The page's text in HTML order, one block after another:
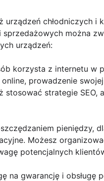
urządzeń chłodniczych i
można
urządzeń:
korzysta z internetu w
prowadzenie
stosować strategie SEO,
pieniędzy,
Możesz
potencjalnych
na gwarancję i obsługę